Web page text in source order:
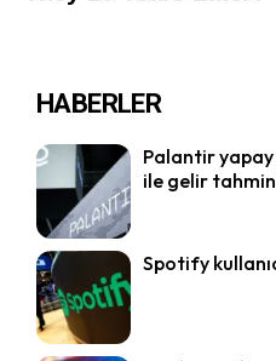
HABERLER
Palantir
ile gelir
Spotify